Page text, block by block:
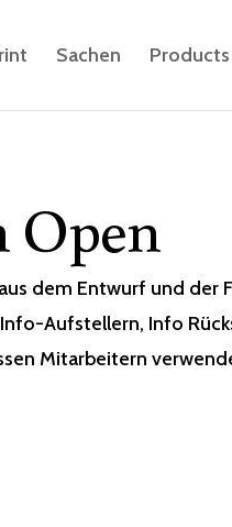
Sachen Products
Open
dem Entwurf und der
Aufstellern, Info
Mitarbeitern